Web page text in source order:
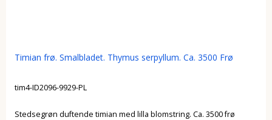
Timian frø. Smalbladet. Thymus serpyllum. Ca. 3500 Frø
tim4-ID2096-9929-PL
Stedsegrøn duftende timian med lilla blomstring. Ca. 3500 frø